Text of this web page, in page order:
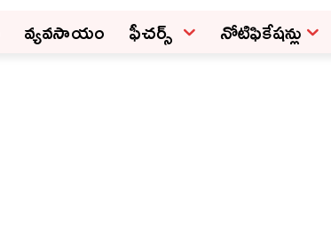
వ్యవసాయం ఫీచ‌ర్స్ ‌ నోటిఫికేషన్లు